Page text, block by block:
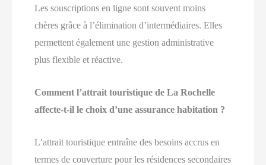
Les souscriptions en ligne sont souvent moins
chères grâce à l’élimination d’intermédiaires. Elles
permettent également une gestion administrative
plus flexible et réactive.
Comment l’attrait touristique de La Rochelle
affecte-t-il le choix d’une assurance habitation ?
L’attrait touristique entraîne des besoins accrus en
termes de couverture pour les résidences secondaires